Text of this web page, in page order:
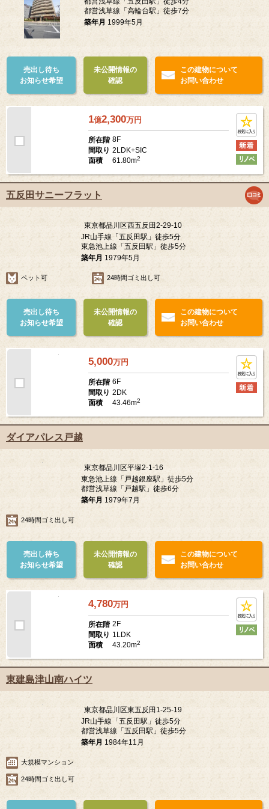
都営浅草線「高輪台駅」徒歩7分
築年月 1999年5月
売出し待ち
お知らせ希望
未公開情報の
確認
この建物について
お問い合わせ
1億2,300万円
所在階 8F
間取り 2LDK+SIC
面積
61.80m2
五反田サニーフラット
東京都品川区西五反田2-29-10
JR山手線「五反田駅」徒歩5分
東急池上線「五反田駅」徒歩5分
築年月 1979年5月
ペット可 24時間ゴミ出し可
売出し待ち
お知らせ希望
未公開情報の
確認
この建物について
お問い合わせ
5,000万 円
所在階 6F
間取り 2DK
面積
43.46m2
ダイアパレス戸越
東京都品川区平塚2-1-16
東急池上線「戸越銀座駅」徒歩5分
都営浅草線「戸越駅」徒歩6分
築年月 1979年7月
24時間ゴミ出し可
売出し待ち
お知らせ希望
未公開情報の
確認
この建物について
お問い合わせ
4,780万 円
所在階 2F
間取り 1LDK
面積
43.20m2
東建島津山南ハイツ
東京都品川区東五反田1-25-19
JR山手線「五反田駅」徒歩5分
都営浅草線「五反田駅」徒歩5分
築年月 1984年11月
大規模マンション
24時間ゴミ出し可